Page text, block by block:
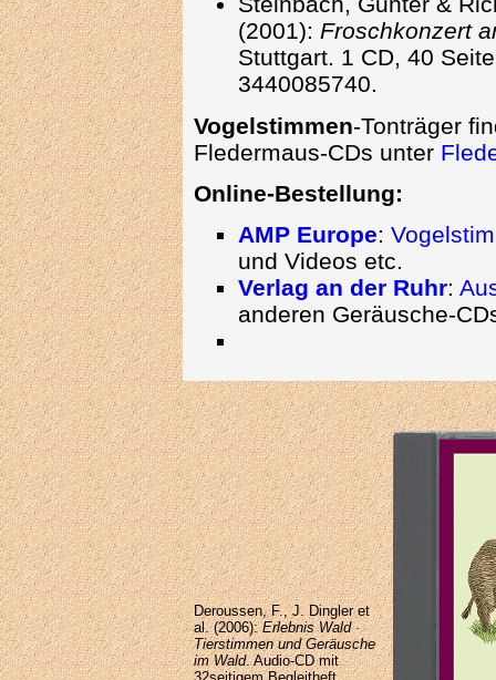
(2001): Froschkonzert
Stuttgart. 1 CD, 40
3440085740.
Vogelstimmen-Tonträger
Fledermaus-CDs unter
Online-Bestellung:
AMP Europe:
und Videos etc.
Verlag an der Ruhr:
anderen Geräusche-
Deroussen, F., J. Dingler et
al. (2006):Erlebnis Wald ·
Tierstimmen und Geräusche
im Wald. Audio-CD mit